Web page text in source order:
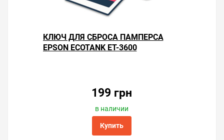
КЛЮЧ ДЛЯ СБРОСА ПАМПЕРСА
EPSON ECOTANK ET-3600
199 грн
в наличии
Купить